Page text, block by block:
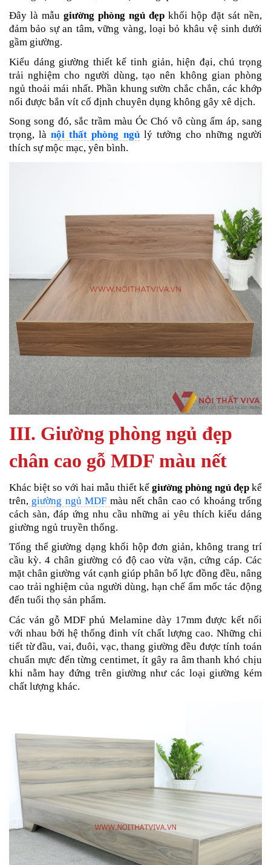
Đây là mẫu giường phòng ngủ đẹp khối hộp đặt sát nền,
đảm bảo sự an tâm, vững vàng, loại bỏ khâu vệ sinh dưới
gầm giường.
Kiểu dáng giường thiết kế tinh giản, hiện đại, chú trọng
trải nghiệm cho người dùng, tạo nên không gian phòng
ngủ thoải mái nhất. Phần khung sườn chắc chắn, các khớp
nối được bắn vít cố định chuyên dụng không gây xê dịch.
Song song đó, sắc trầm màu Óc Chó vô cùng ấm áp, sang
trọng, lànội thất phòng ngủlý tưởng cho những người
thích sự mộc mạc, yên bình.
III. Giường phòng ngủ đẹp
chân cao gỗ MDF màu nết
Khác biệt so với hai mẫu thiết kế giường phòng ngủ đẹp kể
trên, giường ngủ MDF màu nết chân cao có khoảng trống
cách sàn, đáp ứng nhu cầu những ai yêu thích kiểu dáng
giường ngủ truyền thống.
Tổng thể giường dạng khối hộp đơn giản, không trang trí
cầu kỳ. 4 chân giường có độ cao vừa vặn, cứng cáp. Các
mặt chân giường vát cạnh giúp phân bố lực đồng đều, nâng
cao trải nghiệm của người dùng, hạn chế ẩm mốc tác động
đến tuổi thọ sản phẩm.
Các ván gỗ MDF phủ Melamine dày 17mm được kết nối
với nhau bởi hệ thống đinh vít chất lượng cao. Những chi
tiết từ đầu, vai, đuôi, vạc, thang giường đều được tính toán
chuẩn mực đến từng centimet, ít gây ra âm thanh khó chịu
khi nằm hay đứng trên giường như các loại giường kém
chất lượng khác.